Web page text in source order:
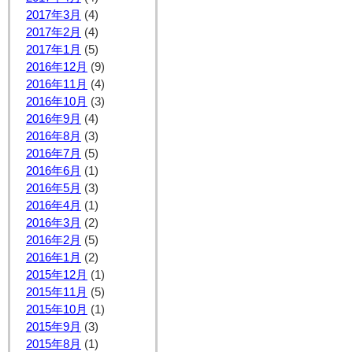
2017年3月 (4)
2017年2月 (4)
2017年1月 (5)
2016年12月 (9)
2016年11月 (4)
2016年10月 (3)
2016年9月 (4)
2016年8月 (3)
2016年7月 (5)
2016年6月 (1)
2016年5月 (3)
2016年4月 (1)
2016年3月 (2)
2016年2月 (5)
2016年1月 (2)
2015年12月 (1)
2015年11月 (5)
2015年10月 (1)
2015年9月 (3)
2015年8月 (1)